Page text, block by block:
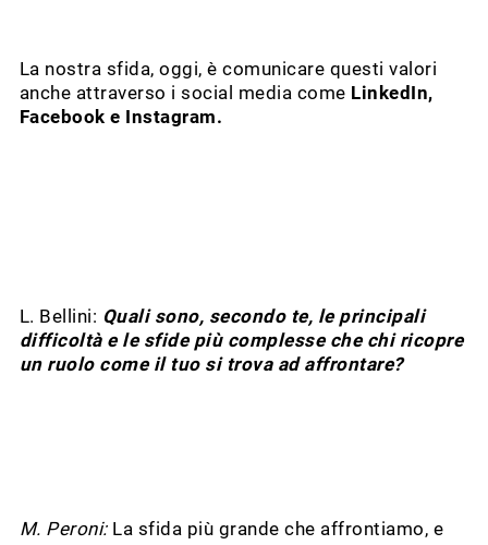
La nostra sfida, oggi, è comunicare questi valori
anche attraverso i social media come LinkedIn,
Facebook e Instagram.
L. Bellini: Quali sono, secondo te, le principali
difficoltà e le sfide più complesse che chi ricopre
un ruolo come il tuo si trova ad affrontare?
M. Peroni:La sfida più grande che affrontiamo, e